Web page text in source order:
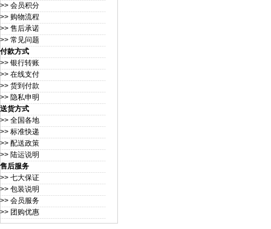
>> 会员积分
>> 购物流程
>> 售后承诺
>> 常见问题
付款方式
>> 银行转账
>> 在线支付
>> 货到付款
>> 隐私申明
送货方式
>> 全国各地
>> 标准快递
>> 配送政策
>> 陆运说明
售后服务
>> 七大保证
>> 包装说明
>> 会员服务
>> 团购优惠